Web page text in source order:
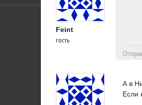
Feint
гость
А в
Если